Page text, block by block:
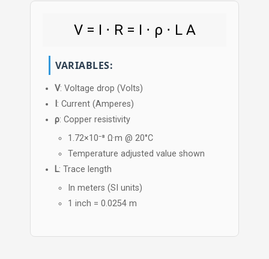
V = I ⋅ R = I ⋅ ρ ⋅ L A
VARIABLES:
V: Voltage drop (Volts)
: Current (Amperes)
ρ: Copper resistivity
1.72×10⁻⁸ Ω·m @ 20°C
Temperature adjusted value shown
L: Trace length
In meters (SI units)
1 inch = 0.0254 m